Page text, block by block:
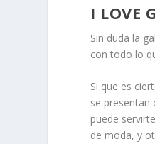
I LOVE
Sin duda la
con todo lo
Si que es
se presentan
puede
de moda, y